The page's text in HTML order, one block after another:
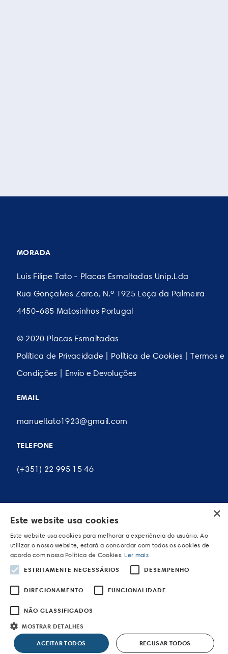
MORADA
Luis Filipe Tato - Placas Esmaltadas Unip.Lda
Rua Gonçalves Zarco, N.º 1925 Leça da Palmeira
4450-685 Matosinhos Portugal
© 2020 Placas Esmaltadas
Política de Privacidade
Política de Cookies |Termos e
Condições
Envio e Devoluções
EMAIL
manueltato1923@gmail.com
TELEFONE
(+351) 22 995 15 46
A MINHA CONTA
As minhas encomendas
Os meus endereços
Os meus dados pessoais
POWERED BY WEVOLVED - Creative Agency
×
Este website usa cookies
Este website usa cookies para melhorar a experiência do usuário. Ao
utilizar o nosso website, estará a concordar com todos os cookies de
acordo com nossa Política de Cookies.Ler mais
ESTRITAMENTE NECESSÁRIOS
DESEMPENHO
DIRECIONAMENTO FUNCIONALIDADE
NÃO CLASSIFICADOS
MOSTRAR DETALHES
ACEITAR TODOS RECUSAR TODOS